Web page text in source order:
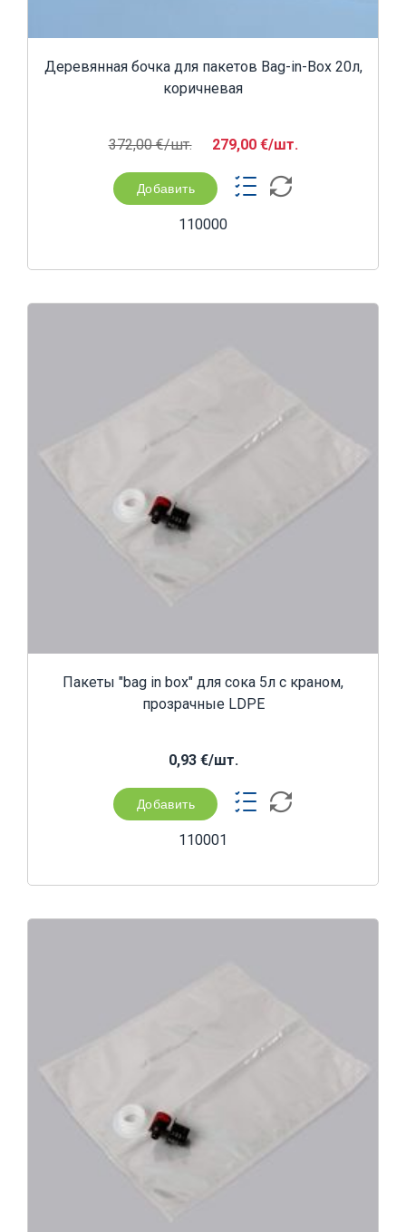
Деревянная бочка для пакетов Bag-in-Box 20л,
коричневая
372,00 €/шт. 279,00 €/шт.
Добавить
110000
Пакеты "bag in box" для сока 5л с краном,
прозрачные LDPE
0,93 €/шт.
Добавить
110001